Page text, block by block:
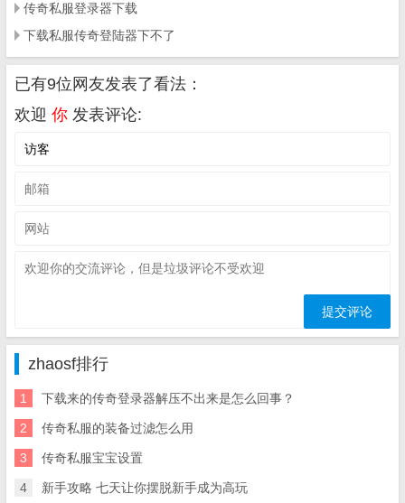
传奇私服登录器下载
下载私服传奇登陆器下不了
已有9位网友发表了看法：
欢迎 你 发表评论:
zhaosf排行
1 下载来的传奇登录器解压不出来是怎么回事？
2 传奇私服的装备过滤怎么用
3 传奇私服宝宝设置
4 新手攻略 七天让你摆脱新手成为高玩